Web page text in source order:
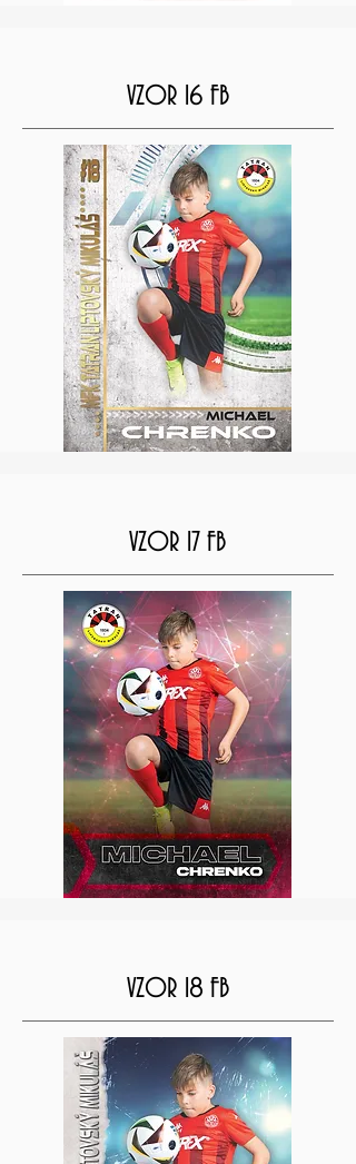
VZOR 16 FB
VZOR 17 FB
VZOR 18 FB